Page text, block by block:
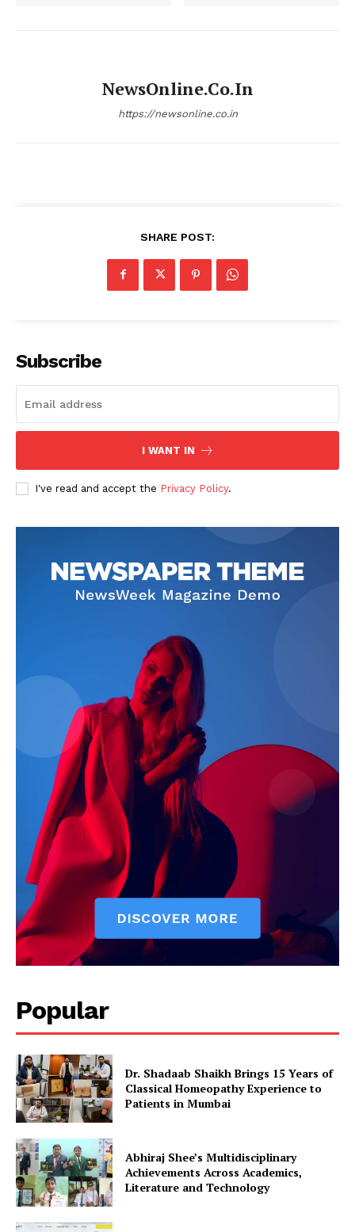
NewsOnline.co.in
https://newsonline.co.in
SHARE POST:
Subscribe
I WANT IN
I've read and accept the Privacy Policy.
Popular
Dr. Shadaab Shaikh Brings 15 Years of
Classical Homeopathy Experience to
Patients in Mumbai
Abhiraj Shee’s Multidisciplinary
Achievements Across Academics,
Literature and Technology